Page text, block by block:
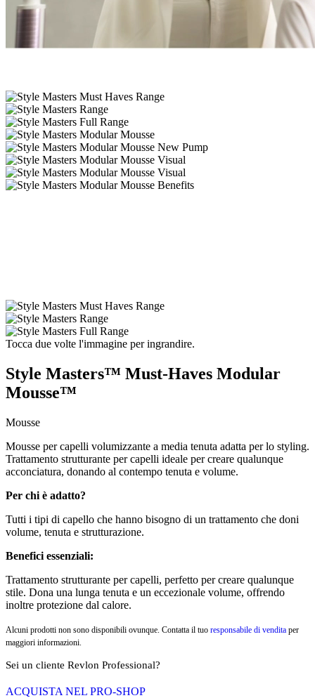
Tocca due volte l'immagine per ingrandire.
Style Masters™ Must-Haves Modular
Mousse™
Mousse
Mousse per capelli volumizzante a media tenuta adatta per lo styling.
Trattamento strutturante per capelli ideale per creare qualunque
acconciatura, donando al contempo tenuta e volume.
Per chi è adatto?
Tutti i tipi di capello che hanno bisogno di un trattamento che doni
volume, tenuta e strutturazione.
Benefici essenziali:
Trattamento strutturante per capelli, perfetto per creare qualunque
stile. Dona una lunga tenuta e un eccezionale volume, offrendo
inoltre protezione dal calore.
Alcuni prodotti non sono disponibili ovunque. Contatta il tuo responsabile di vendita per
maggiori informazioni.
Sei un cliente Revlon Professional?
ACQUISTA NEL PRO-SHOP